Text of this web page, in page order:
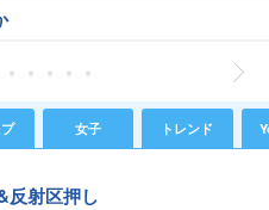
女子 トレンド
反射区押し